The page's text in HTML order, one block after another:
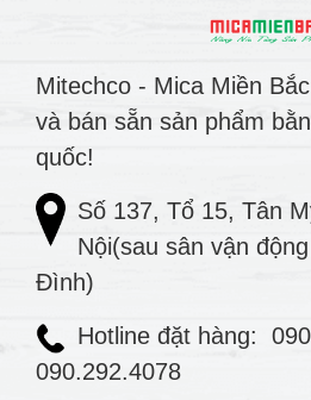
Mitechco - Mica Miền
và bán sẵn sản phẩm
quốc!
Số 137, Tổ 15, Tân
Nội(sau sân vận
Đình)
Hotline đặt hàng:
090.292.4078